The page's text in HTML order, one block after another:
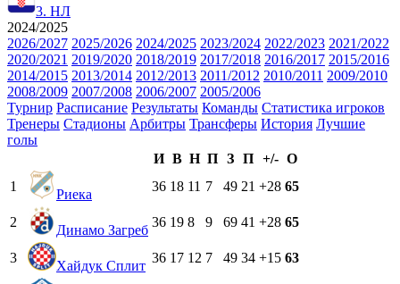
3. НЛ
2024/2025
2026/2027 2025/2026 2024/2025 2023/2024 2022/2023 2021/2022
2020/2021 2019/2020 2018/2019 2017/2018 2016/2017 2015/2016
2014/2015 2013/2014 2012/2013 2011/2012 2010/2011 2009/2010
2008/2009 2007/2008 2006/2007 2005/2006
Турнир Расписание Результаты Команды Статистика игроков
Тренеры Стадионы Арбитры Трансферы История Лучшие
голы
И В Н П З П +/- О
1
Риека
36 18 11 7 49 21 +28 65
2
Динамо Загреб
36 19 8 9 69 41 +28 65
3
Хайдук Сплит
36 17 12 7 49 34 +15 63